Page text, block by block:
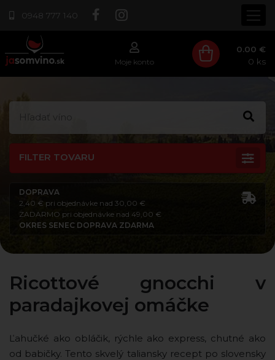
0948 777 140
Moje konto
0.00 €
0 ks
FILTER TOVARU
DOPRAVA
2,40 € pri objednávke nad 30,00 €
ZADARMO pri objednávke nad 49,00 €
OKRES SENEC DOPRAVA ZDARMA
Ricottové gnocchi v
paradajkovej omáčke
Ľahučké ako obláčik, rýchle ako express, chutné ako
od babičky. Tento skvelý taliansky recept po slovensky